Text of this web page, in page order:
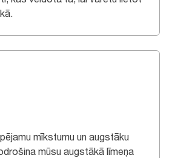
mīkstumu un augstāku
mūsu augstākā līmeņa